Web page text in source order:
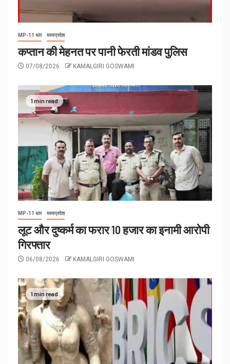
MP-11 धार मध्यप्रदेश
कप्तान की मेहनत पर पानी फेरती मांडव पुलिस
07/08/2026 KAMALGIRI GOSWAMI
1 min read
MP-11 धार मध्यप्रदेश
लूट और दुष्कर्म का फरार 10 हजार का इनामी आरोपी
गिरफ्तार
06/08/2026 KAMALGIRI GOSWAMI
1 min read